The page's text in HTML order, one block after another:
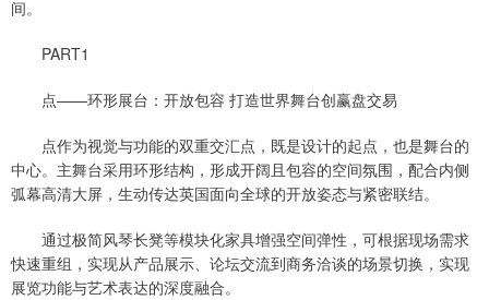
间。
PART1
点——环形展台：开放包容 打造世界舞台创赢盘交易
点作为视觉与功能的双重交汇点，既是设计的起点，也是舞台的
中心。主舞台采用环形结构，形成开阔且包容的空间氛围，配合内侧
弧幕高清大屏，生动传达英国面向全球的开放姿态与紧密联结。
通过极简风琴长凳等模块化家具增强空间弹性，可根据现场需求
快速重组，实现从产品展示、论坛交流到商务洽谈的场景切换，实现
展览功能与艺术表达的深度融合。